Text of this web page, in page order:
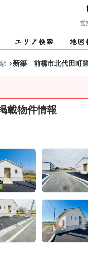
営
新築 前橋市北代田町
載物件情報